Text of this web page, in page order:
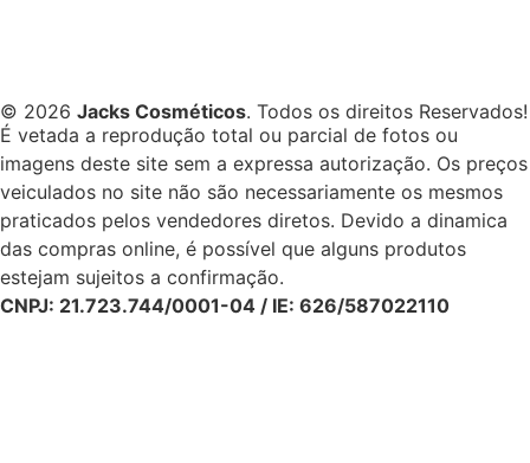
© 2026 Jacks Cosméticos. Todos os direitos Reservados!
É vetada a reprodução total ou parcial de fotos ou
imagens deste site sem a expressa autorização. Os preços
veiculados no site não são necessariamente os mesmos
praticados pelos vendedores diretos. Devido a dinamica
das compras online, é possível que alguns produtos
estejam sujeitos a confirmação.
CNPJ: 21.723.744/0001-04 / IE: 626/587022110